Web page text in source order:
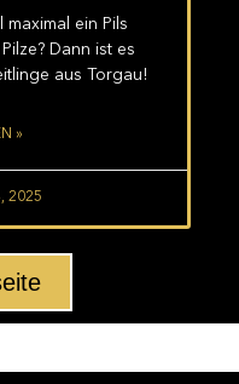
maximal ein Pils
Dann ist es
aus Torgau!
»
2025